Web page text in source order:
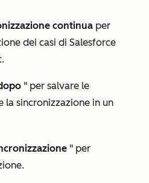
continua per
dei casi di Salesforce
" per salvare le
sincronizzazione in un
" per